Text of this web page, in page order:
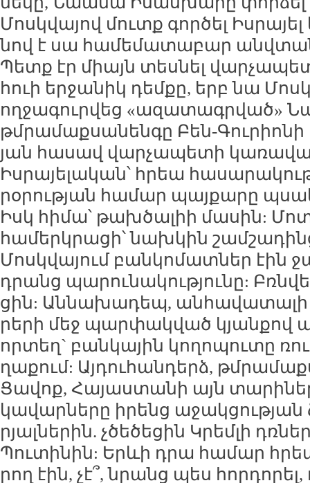
Մոսկ­վա­յով մուտք գոր­ծել
նով է սա հա­մե­մա­տա­բար
Պետք էր միայն տես­նել
հուի եր­ջա­նիկ դեմ­քը, երբ նա
ող­ջա­գուր­վեց «ա­զա­տագր­ված»
թմ­րա­մաք­սա­նեն­գը Բեն-
յան հա­սավ վար­չա­պե­տի
Իս­րա­յե­լա­կան՝ հրեա
րօ­րու­թյան հա­մար պայ­քա­րը
Իսկ հի­մա՝ թախ­ծա­լիի մա­սին:
հա­մերկ­րա­ցի՝ նախ­կին
Մոսկ­վա­յում բան­կո­մատ­ներ էին
դրանց պա­րու­նա­կու­թյու­նը:
ցին: Ան­նա­խա­դեպ, ան­հա­վա­տա­լի
րե­րի մեջ պար­փակ­ված կյան­քով
որ­տեղ` բան­կա­յին կո­ղո­պու­տը
ղա­քում: Այ­դու­հան­դերձ,
Ցա­վոք, Հա­յաս­տա­նի այն
կա­վար­նե­րը ի­րենց ա­ջակ­ցու­թյան
րյալ­նե­րին. չծե­ծե­ցին Կրեմ­լի
Պու­տի­նին: Երևի դրա հա­մար
րող էին, չէ՞, նրանց պես